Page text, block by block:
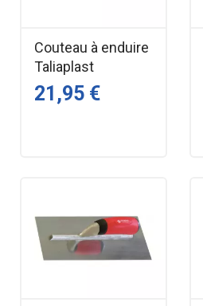
Couteau à enduire
Taliaplast
21,95 €